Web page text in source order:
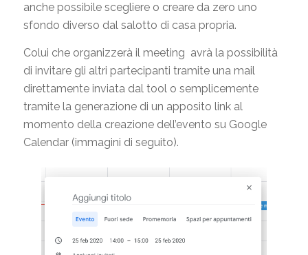
anche possibile scegliere o creare da zero uno
sfondo diverso dal salotto di casa propria.
Colui che organizzerà il meeting avrà la possibilità
di invitare gli altri partecipanti tramite una mail
direttamente inviata dal tool o semplicemente
tramite la generazione di un apposito link al
momento della creazione dell’evento su Google
Calendar (immagini di seguito).